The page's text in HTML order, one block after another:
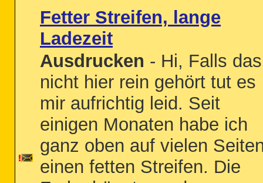
Fetter Streifen, lange
Ladezeit
Ausdrucken - Hi, Falls das
nicht hier rein gehört tut es
mir aufrichtig leid. Seit
einigen Monaten habe ich
ganz oben auf vielen
einen fetten Streifen. Die